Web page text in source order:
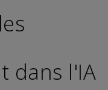
dans l'IA